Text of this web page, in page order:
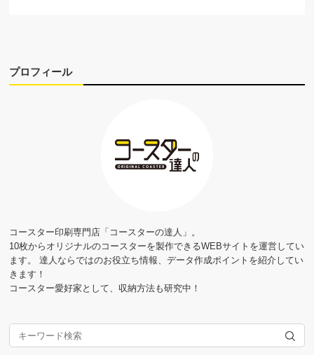
プロフィール
コースター印刷専門店「コースターの達人」。
10枚からオリジナルのコースターを製作できるWEBサイトを運営してい
ます。 達人ならではのお役立ち情報、データ作成ポイントを紹介してい
きます！
コースター愛好家として、収納方法も研究中！